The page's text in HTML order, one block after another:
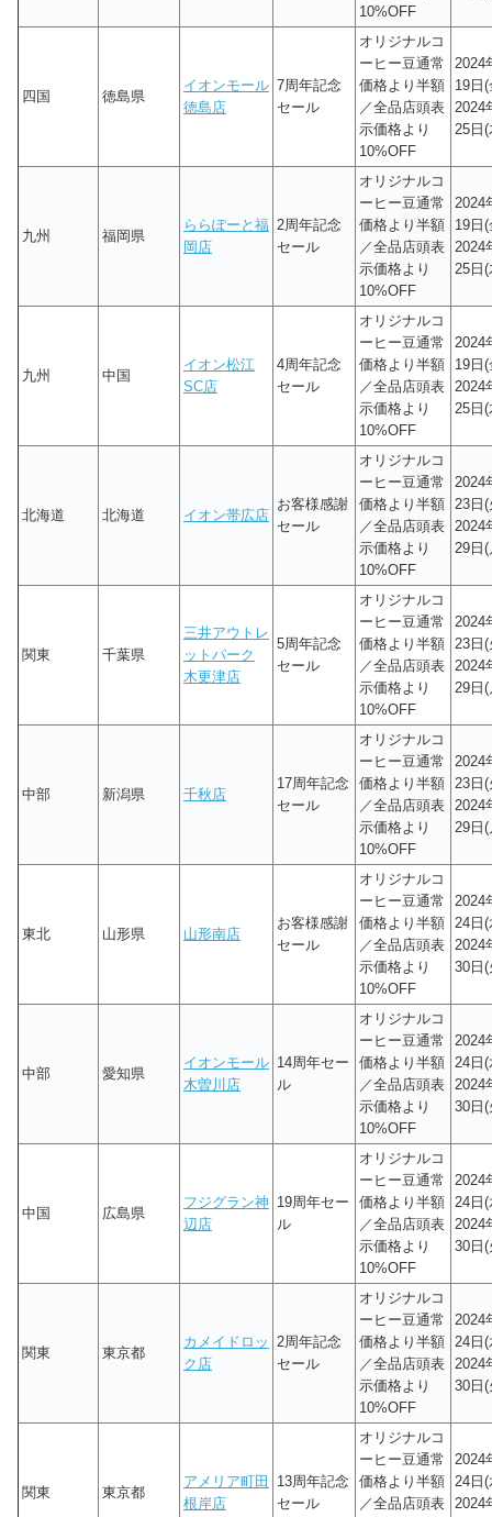
10%OFF
四国 徳島県
イオンモール
徳島店
7周年記念
セール
オリジナルコ
ーヒー豆通常
価格より半額
／全品店頭表
示価格より
10%OFF
2024
19日
2024
25日(
九州 福岡県
ららぽーと福
岡店
2周年記念
セール
オリジナルコ
ーヒー豆通常
価格より半額
／全品店頭表
示価格より
10%OFF
2024
19日
2024
25日(
九州 中国
イオン松江
SC店
4周年記念
セール
オリジナルコ
ーヒー豆通常
価格より半額
／全品店頭表
示価格より
10%OFF
2024
19日
2024
25日(
北海道 北海道 イオン帯広店
お客様感謝
セール
オリジナルコ
ーヒー豆通常
価格より半額
／全品店頭表
示価格より
10%OFF
2024
23日
2024
29日(
関東 千葉県
三井アウトレ
ットパーク
木更津店
5周年記念
セール
オリジナルコ
ーヒー豆通常
価格より半額
／全品店頭表
示価格より
10%OFF
2024
23日
2024
29日(
中部 新潟県 千秋店
17周年記念
セール
オリジナルコ
ーヒー豆通常
価格より半額
／全品店頭表
示価格より
10%OFF
2024
23日
2024
29日(
東北 山形県 山形南店
お客様感謝
セール
オリジナルコ
ーヒー豆通常
価格より半額
／全品店頭表
示価格より
10%OFF
2024
24日
2024
30日(
中部 愛知県
イオンモール
木曽川店
14周年セー
ル
オリジナルコ
ーヒー豆通常
価格より半額
／全品店頭表
示価格より
10%OFF
2024
24日
2024
30日(
中国 広島県
フジグラン神
辺店
19周年セー
ル
オリジナルコ
ーヒー豆通常
価格より半額
／全品店頭表
示価格より
10%OFF
2024
24日
2024
30日(
関東 東京都
カメイドロッ
ク店
2周年記念
セール
オリジナルコ
ーヒー豆通常
価格より半額
／全品店頭表
示価格より
10%OFF
2024
24日
2024
30日(
関東 東京都
アメリア町田
根岸店
13周年記念
セール
オリジナルコ
ーヒー豆通常
価格より半額
／全品店頭表
2024
24日
2024